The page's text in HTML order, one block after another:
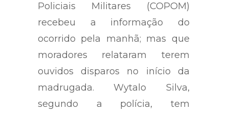
Policiais Militares (COPOM)
recebeu a informação do
ocorrido pela manhã; mas que
moradores relataram terem
ouvidos disparos no início da
madrugada. Wytalo Silva,
segundo a polícia, tem